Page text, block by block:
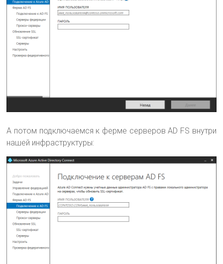
А потом подключаемся к ферме серверов AD FS внутри
нашей инфраструктуры: